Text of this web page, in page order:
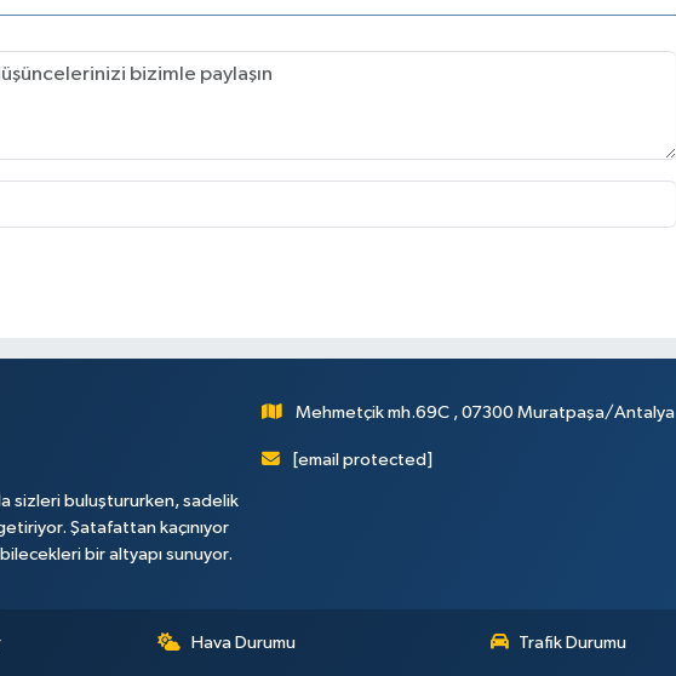
sizleri buluştururken, sadelik
Şatafattan kaçınıyor
bir altyapı sunuyor.
Mehmetçik mh.69C , 07300 Muratpaşa/Antalya
[email protected]
Hava Durumu Trafik Durumu